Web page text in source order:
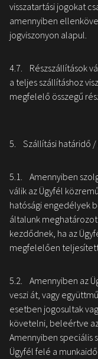
visszatartási jogokat
amennyiben
jogviszonyon alapul.
4.7. Részszállítások
a teljes szállításhoz
megfelelő összegű
5. Szállítási határidő
5.1. Amennyiben
válik az Ügyfél
hatósági engedélyek
általunk
kezdődnek, ha az
megfelelően
5.2. Amennyiben az
veszi át, vagy
esetben jogosultak
követelni, beleértve
Amennyiben speciális
Ügyfél felé a